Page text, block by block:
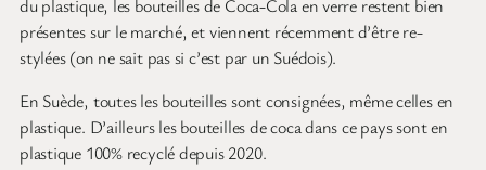
du plastique, les bouteilles de Coca-Cola en verre restent bien
présentes sur le marché, et viennent récemment d’être re-
stylées (on ne sait pas si c’est par un Suédois).
En Suède, toutes les bouteilles sont consignées, même celles en
plastique. D’ailleurs les bouteilles de coca dans ce pays sont en
plastique 100% recyclé depuis 2020.